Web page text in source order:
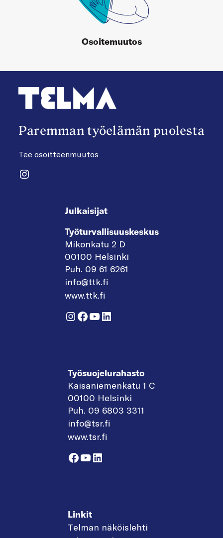
Osoitemuutos
Paremman työelämän puolesta
Tee osoitteenmuutos
Instagram
Julkaisijat
Työturvallisuuskeskus
Mikonkatu 2 D
00100 Helsinki
Puh. 09 61 6261
info@ttk.fi
www.ttk.fi
Instagram
Facebook
YouTube
LinkedIn
Työsuojelurahasto
Kaisaniemenkatu 1 C
00100 Helsinki
Puh. 09 6803 3311
info@tsr.fi
www.tsr.fi
Facebook
YouTube
LinkedIn
Linkit
Telman näköislehti